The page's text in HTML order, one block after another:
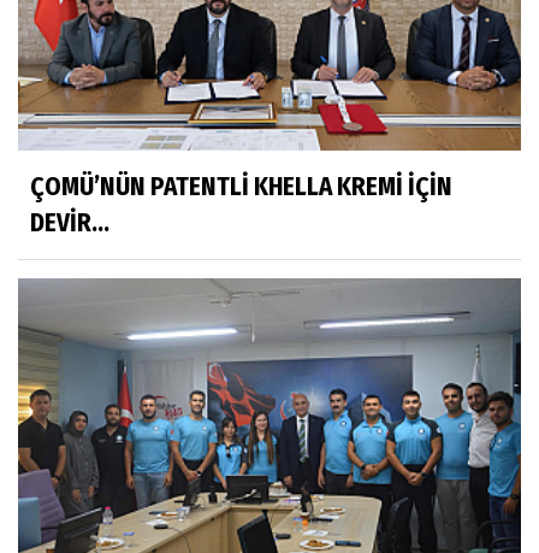
ÇOMÜ’NÜN PATENTLİ KHELLA KREMİ İÇİN
DEVİR...